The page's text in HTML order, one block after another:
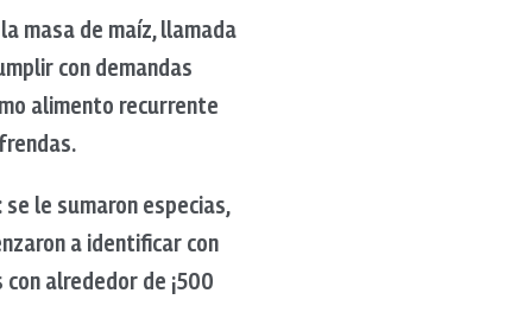
masa de maíz, llamada
con demandas
alimento recurrente
le sumaron especias,
a identificar con
alrededor de ¡500